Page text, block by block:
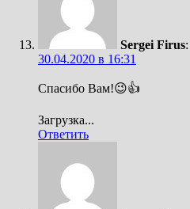
Sergei Firus:
30.04.2020 в 16:31
Спасибо Вам!😉👍
Загрузка...
Ответить